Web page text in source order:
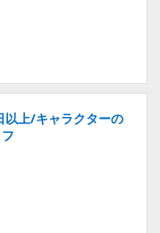
以上/キャラクターの